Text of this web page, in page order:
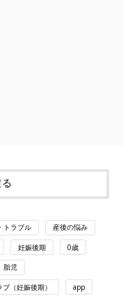
トラブル 産後の悩み
妊娠後期 0歳
胎児
（妊娠後期） app